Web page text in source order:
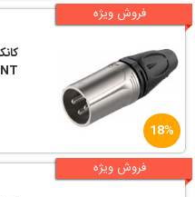
فروش ویژه
18%
NT
فروش ویژه